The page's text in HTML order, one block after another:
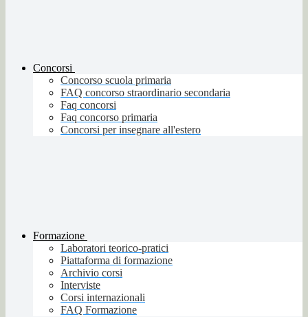
Concorsi
Concorso scuola primaria
FAQ concorso straordinario secondaria
Faq concorsi
Faq concorso primaria
Concorsi per insegnare all'estero
Formazione
Laboratori teorico-pratici
Piattaforma di formazione
Archivio corsi
Interviste
Corsi internazionali
FAQ Formazione